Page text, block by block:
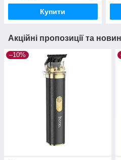
Купити
Акційні пропозиції та
–10%